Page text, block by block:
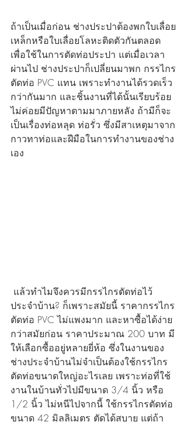
ถ้าเป็นเมื่อก่อน ช่างประปาต้องพกใบเลื่อย
เหล็กหรือใบเลื่อยโลหะติดตัวกันตลอด
เพื่อใช้ในการตัดท่อประปา แต่เมื่อเวลา
ผ่านไป ช่างประปาก็เปลี่ยนมาพก กรรไกร
ตัดท่อ PVC แทน เพราะทำงานได้รวดเร็ว
กว่ากันมาก และชิ้นงานที่ได้นั้นเรียบร้อย
ไม่ค่อยมีปัญหาตามมาภายหลัง ถ้ามีก็จะ
เป็นเรื่องท่อหลุด ท่อรั่ว ซึ่งมีสาเหตุมาจาก
กาวทาท่อและฝีมือในการทำงานของช่าง
เอง
ประจำบ้าน? ก็เพราะสมัยนี้ ราคากรรไกร
ตัดท่อ PVC ไม่แพงมาก และหาซื้อได้ง่าย
กว่าสมัยก่อน ราคาประมาณ 200 บาท มี
ให้เลือกซื้ออยู่หลายยี่ห้อ ซึ่งในงานของ
ช่างประจำบ้านไม่จำเป็นต้องใช้กรรไกร
ตัดท่อขนาดใหญ่อะไรเลย เพราะท่อที่ใช้
งานในบ้านทั่วไปมีขนาด 3/4 นิ้ว หรือ
1/2 นิ้ว ไม่หนีไปจากนี้ ใช้กรรไกรตัดท่อ
ขนาด 42 มิลลิเมตร ตัดได้สบาย แต่ถ้า